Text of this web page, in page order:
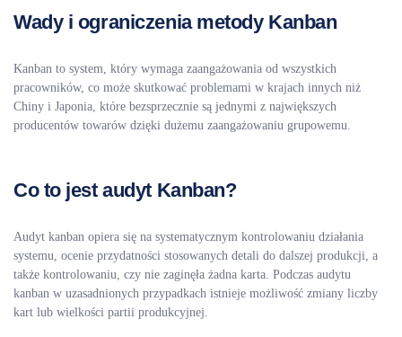
Wady i ograniczenia metody Kanban
Kanban to system, który wymaga zaangażowania od wszystkich
pracowników, co może skutkować problemami w krajach innych niż
Chiny i Japonia, które bezsprzecznie są jednymi z największych
producentów towarów dzięki dużemu zaangażowaniu grupowemu.
Co to jest audyt Kanban?
Audyt kanban opiera się na systematycznym kontrolowaniu działania
systemu, ocenie przydatności stosowanych detali do dalszej produkcji, a
także kontrolowaniu, czy nie zaginęła żadna karta. Podczas audytu
kanban w uzasadnionych przypadkach istnieje możliwość zmiany liczby
kart lub wielkości partii produkcyjnej.